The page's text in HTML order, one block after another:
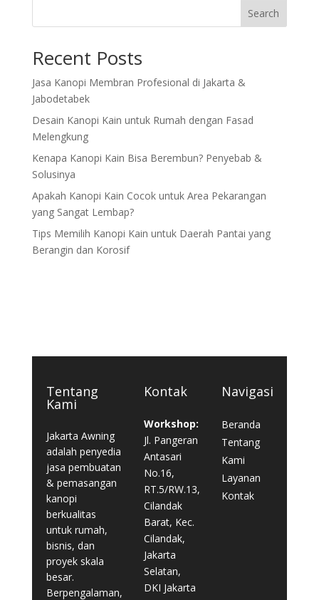
Search
Recent Posts
Jasa Kanopi Membran Profesional di Jakarta &
Jabodetabek
Desain Kanopi Kain untuk Rumah dengan Fasad
Melengkung
Kenapa Kanopi Kain Bisa Berembun? Penyebab &
Solusinya
Apakah Kanopi Kain Cocok untuk Area Pekarangan
yang Sangat Lembap?
Tips Memilih Kanopi Kain untuk Daerah Pantai yang
Berangin dan Korosif
Tentang
Kami
Jakarta Awning
adalah penyedia
jasa pembuatan
& pemasangan
kanopi
berkualitas
untuk rumah,
bisnis, dan
proyek skala
besar.
Berpengalaman,
Kontak
Workshop:
Jl. Pangeran
Antasari
No.16,
RT.5/RW.13,
Cilandak
Barat, Kec.
Cilandak,
Jakarta
Selatan,
DKI Jakarta
Navigasi
Beranda
Tentang
Kami
Layanan
Kontak